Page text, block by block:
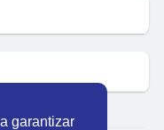
garantizar